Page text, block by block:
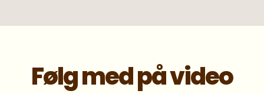
Følg med på video